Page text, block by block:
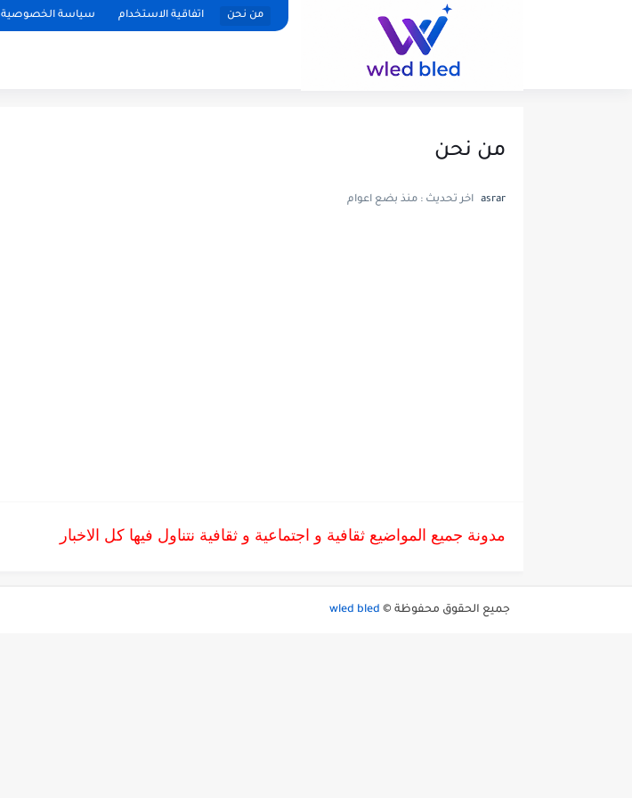
من نحن اتفاقية الاستخدام سياسة الخصوصية
من نحن
asrar اخر تحديث : منذ بضع اعوام
مدونة جميع المواضيع ثقافية و اجتماعية و ثقافية نتناول فيها كل الاخبار
جميع الحقوق محفوظة © wled bled